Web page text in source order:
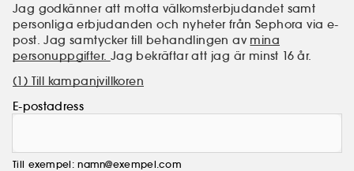
Jag godkänner att motta välkomsterbjudandet samt
personliga erbjudanden och nyheter från Sephora via e-
post. Jag samtycker till behandlingen av mina
personuppgifter. Jag bekräftar att jag är minst 16 år.
(1) Till kampanjvillkoren
E-postadress
Till exempel: namn@exempel.com